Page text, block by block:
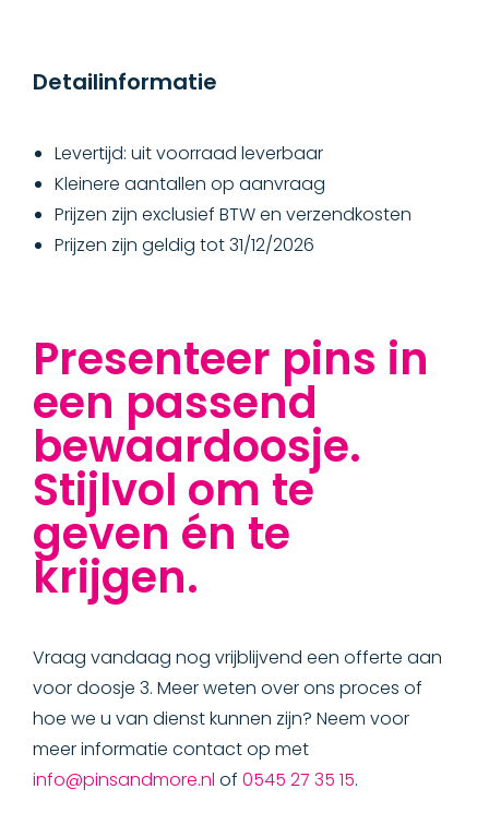
Detailinformatie
Levertijd: uit voorraad leverbaar
Kleinere aantallen op aanvraag
Prijzen zijn exclusief BTW en verzendkosten
Prijzen zijn geldig tot 31/12/2026
Presenteer pins in
een passend
bewaardoosje.
Stijlvol om te
geven én te
krijgen.
Vraag vandaag nog vrijblijvend een offerte aan
voor doosje 3. Meer weten over ons proces of
hoe we u van dienst kunnen zijn? Neem voor
meer informatie contact op met
info@pinsandmore.nl of 0545 27 35 15.